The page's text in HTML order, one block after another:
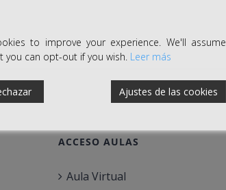
ACCESO AULAS
Aula Virtual
to improve your experience. We'll assume
you can opt-out if you wish. Leer más
Ajustes de las cookies